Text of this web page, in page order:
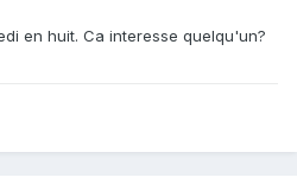
en huit. Ca interesse quelqu'un?